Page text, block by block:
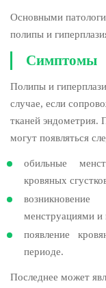
Основными
полипы и
Симптомы
Полипы и
случае, если
тканей эндометрия.
могут появляться
обильные
кровяных
менструациями и
появление
периоде.
Последнее может